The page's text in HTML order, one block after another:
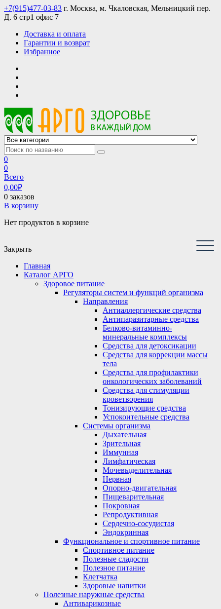
Skip
to
+7(915)477-03-83 г. Москва, м. Чкаловская, Мельницкий пер.
Д. 6 стр1 офис 7
Доставка и оплата
Гарантии и возврат
Избранное
АРГО интернет магазин, доставка в Москве и по всей России
АРГО каталог каталог продукции, официальные цены
0
0
Всего
0,00₽
0 заказов
В корзину
Нет продуктов в корзине
Закрыть
Главная
Каталог АРГО
Здоровое питание
Регуляторы систем и функций организма
Направления
Антиаллергические средства
Антипаразитарные средства
Белково-витаминно-
минеральные комплексы
Средства для детоксикации
Средства для коррекции массы
тела
Средства для профилактики
онкологических заболеваний
Средства для стимуляции
кроветворения
Тонизирующие средства
Успокоительные средства
Системы организма
Дыхательная
Зрительная
Иммунная
Лимфатическая
Мочевыделительная
Нервная
Опорно-двигательная
Пищеварительная
Покровная
Репродуктивная
Сердечно-сосудистая
Эндокринная
Функциональное и спортивное питание
Спортивное питание
Полезные сладости
Полезное питание
Клетчатка
Здоровые напитки
Полезные наружные средства
Антиварикозные